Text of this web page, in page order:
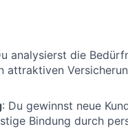
analysierst die
attraktiven
: Du gewinnst neue
Bindung durch